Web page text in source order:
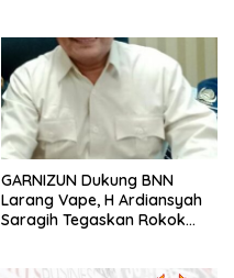
GARNIZUN Dukung BNN
Larang Vape, H Ardiansyah
Saragih Tegaskan Rokok